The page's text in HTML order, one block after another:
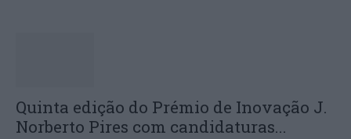
Quinta edição do Prémio de Inovação J.
Norberto Pires com candidaturas...